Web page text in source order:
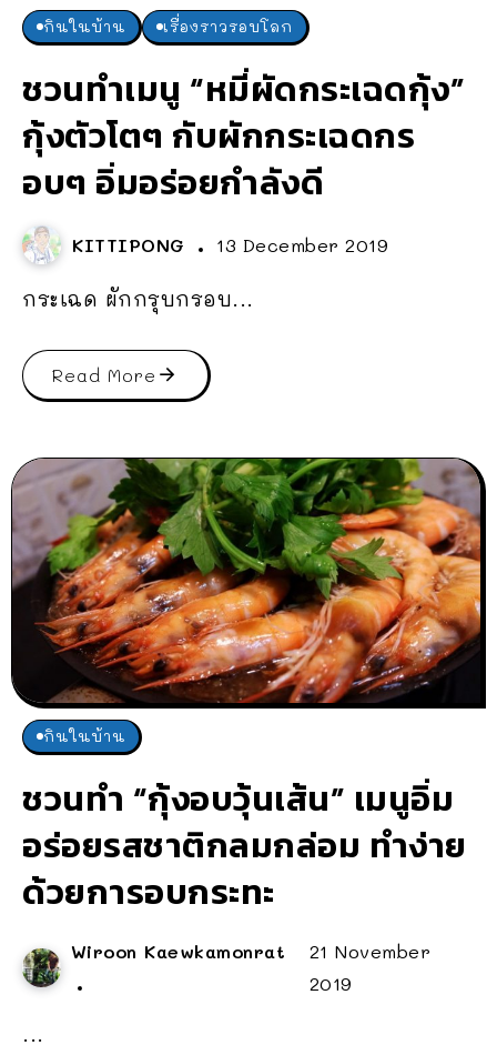
กินในบ้าน เรื่องราวรอบโลก
ชวนทำเมนู “หมี่ผัดกระเฉดกุ้ง”
กุ้งตัวโตๆ กับผักกระเฉดกร
อบๆ อิ่มอร่อยกำลังดี
KITTIPONG 13 December 2019
กระเฉด ผักกรุบกรอบ...
Read More
กินในบ้าน
ชวนทำ “กุ้งอบวุ้นเส้น” เมนูอิ่ม
อร่อยรสชาติกลมกล่อม ทำง่าย
ด้วยการอบกระทะ
Wiroon Kaewkamonrat
21 November
2019
...